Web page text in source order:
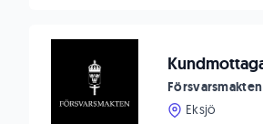
Försvarsmakten
Eksjö